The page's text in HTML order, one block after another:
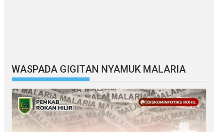
WASPADA GIGITAN NYAMUK MALARIA